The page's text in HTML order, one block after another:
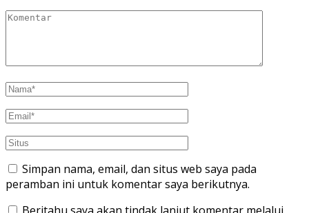
Simpan nama, email, dan situs web saya pada
peramban ini untuk komentar saya berikutnya.
Beritahu saya akan tindak lanjut komentar melalui